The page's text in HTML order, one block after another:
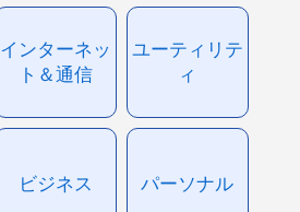
インターネッ
ト＆通信
ユーティリテ
ィ
ビジネス パーソナル